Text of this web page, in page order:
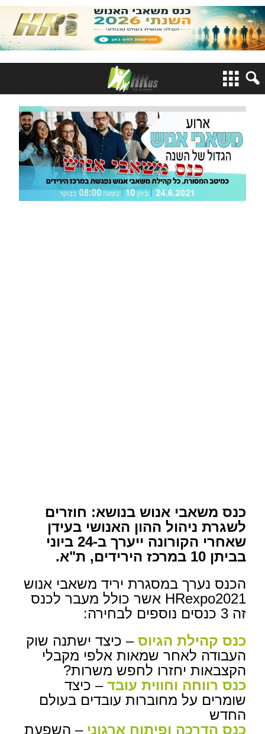
כנס משאבי אנוש בנושא: חוזרים
לשגרת ניהול ההון האנושי בעידן
שאחרי הקורונה ייערך ב-24 ביוני
בביתן 10 במרכז הירידים, ת"א.
הכנס נערך במסגרת יריד משאבי אנוש
HRexpo2021 אשר כולל מעבר לכנס
זה 3 כנסים נוספים לבחירה:
כנס קהילת הגיוס – כיצד ישתנה שוק
העבודה לאחר שמאות אלפי מקבלי
הקצבאות יחזרו לחפש משרות?
כנס רווחה וחווית עובד – כיצד
שומרים על מחוברות עובדים בעולם
החדש
כנס הדרכה ופיתוח ארגוני – השפעת